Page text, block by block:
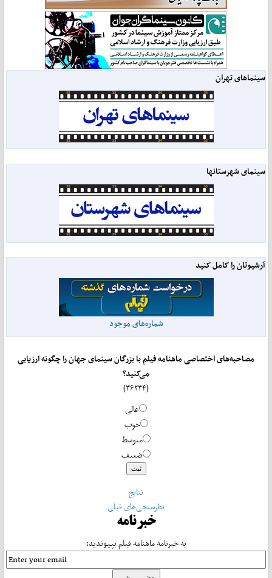
سینماهای تهران
سینمای شهرستانها
آرشیوتان را کامل کنید
شماره‌های موجود
مصاحبه‌های اختصاصی ماهنامه فیلم با بزرگان سینمای جهان را چگونه ارزیابی
می‌کنید؟
عالی
خوب
متوسط
ضعیف
نتایج
نظرسنجی‌های قبلی
خبرنامه
به خبرنامه ماهنامه فیلم بپیوندید: